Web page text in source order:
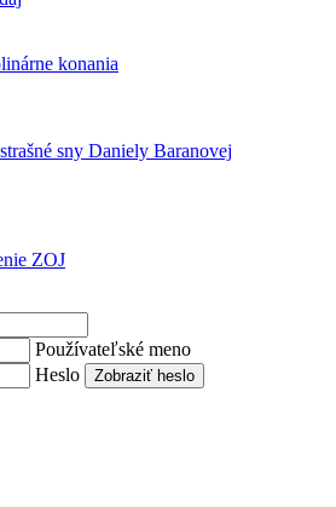
konania
sny Daniely Baranovej
ZOJ
Používateľské meno
Heslo
Zobraziť heslo